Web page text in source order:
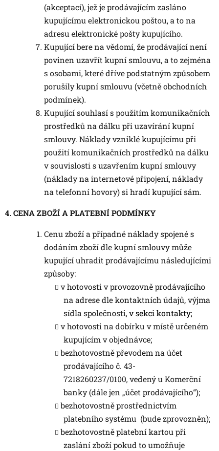
(akceptací), jež je prodávajícím zasláno
kupujícímu elektronickou poštou, a to na
adresu elektronické pošty kupujícího.
Kupující bere na vědomí, že prodávající není
povinen uzavřít kupní smlouvu, a to zejména
s osobami, které dříve podstatným způsobem
porušily kupní smlouvu (včetně obchodních
podmínek).
Kupující souhlasí s použitím komunikačních
prostředků na dálku při uzavírání kupní
smlouvy. Náklady vzniklé kupujícímu při
použití komunikačních prostředků na dálku
v souvislosti s uzavřením kupní smlouvy
(náklady na internetové připojení, náklady
na telefonní hovory) si hradí kupující sám.
4. CENA ZBOŽÍ A PLATEBNÍ PODMÍNKY
Cenu zboží a případné náklady spojené s
dodáním zboží dle kupní smlouvy může
kupující uhradit prodávajícímu následujícími
způsoby:
v hotovosti v provozovně prodávajícího
na adrese dle kontaktních údajů, výjma
sídla společnosti,v sekci kontakty;
v hotovosti na dobírku v místě určeném
kupujícím v objednávce;
bezhotovostně převodem na účet
prodávajícího č. 43-
7218260237/0100, vedený u Komerční
banky (dále jen „účet prodávajícího“);
bezhotovostně prostřednictvím
platebního systému (bude zprovozněn);
bezhotovostně platební kartou při
zaslání zboží pokud to umožňuje